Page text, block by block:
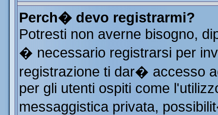
Perch� devo registrarmi?
Potresti non averne bisogno,
� necessario registrarsi per
registrazione ti dar� accesso
per gli utenti ospiti come
messaggistica privata,